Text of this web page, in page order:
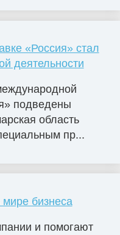
«Россия» стал
деятельности
подведены
область
пр...
бизнеса
и помогают